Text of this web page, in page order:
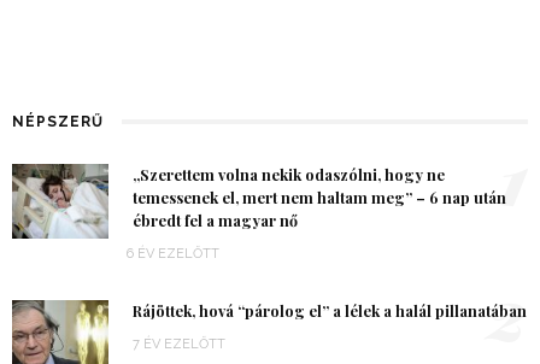
NÉPSZERŰ
„Szerettem volna nekik odaszólni, hogy ne
temessenek el, mert nem haltam meg” – 6 nap után
ébredt fel a magyar nő
6 ÉV EZELŐTT
1
Rájöttek, hová “párolog el” a lélek a halál pillanatában
7 ÉV EZELŐTT 2